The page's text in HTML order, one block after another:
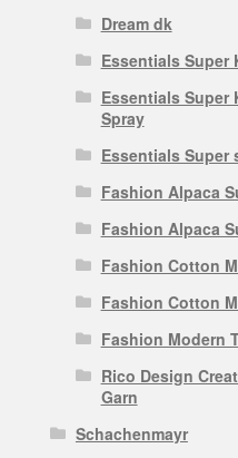
Dream dk
Essentials Super
Essentials Super
Spray
Essentials Super
Fashion Alpaca
Fashion Alpaca
Fashion Cotton
Fashion Cotton
Fashion Modern
Rico Design
Garn
Schachenmayr